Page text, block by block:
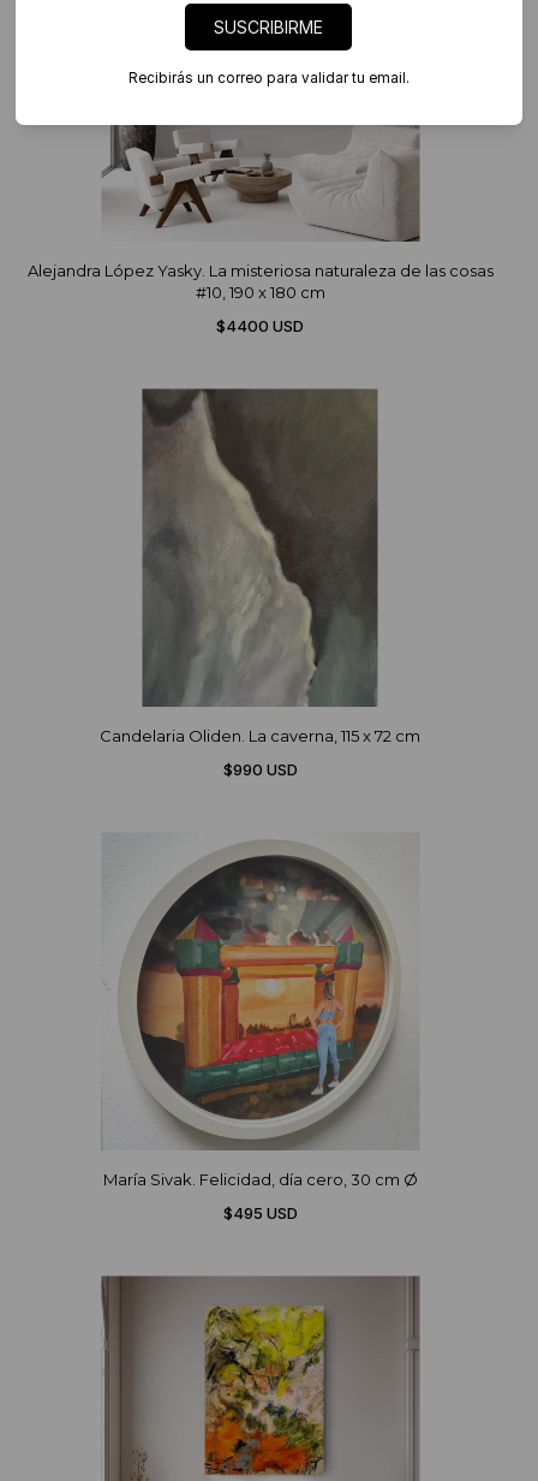
Alejandra López Yasky. La misteriosa naturaleza de las cosas
#10, 190 x 180 cm
$4400 USD
Candelaria Oliden. La caverna, 115 x 72 cm
$990 USD
María Sivak. Felicidad, día cero, 30 cm Ø
$495 USD
SUSCRIBIRME
Recibirás un correo para validar tu email.